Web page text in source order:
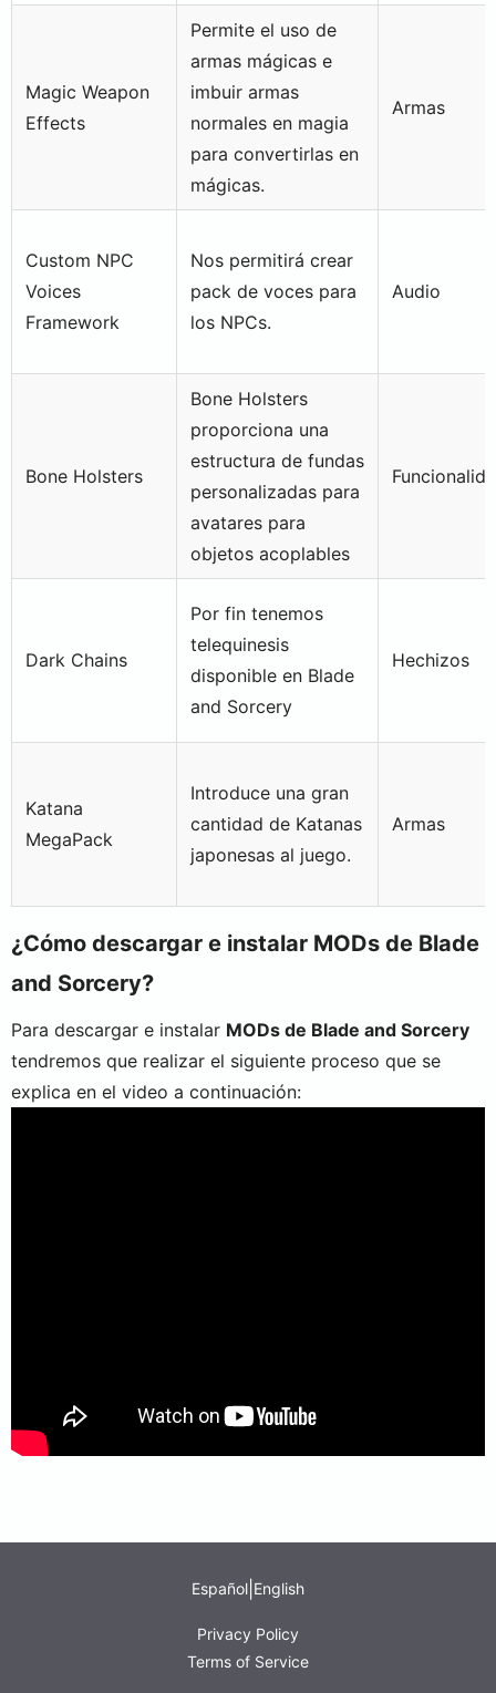
Magic Weapon
Effects
Permite el uso de
armas mágicas e
imbuir armas
normales en magia
para convertirlas en
mágicas.
Armas
Custom NPC
Voices
Framework
Nos permitirá crear
pack de voces para
los NPCs.
Audio
Bone Holsters
Bone Holsters
proporciona una
estructura de fundas
personalizadas para
avatares para
objetos acoplables
Dark Chains
Por fin tenemos
telequinesis
disponible en Blade
and Sorcery
Hechizos
Katana
MegaPack
Introduce una gran
cantidad de Katanas
japonesas al juego.
Armas
¿Cómo descargar e instalar MODs de Blade
and Sorcery?
Para descargar e instalar MODs de Blade and Sorcery
tendremos que realizar el siguiente proceso que se
explica en el video a continuación:
Español English
Privacy Policy
Terms of Service